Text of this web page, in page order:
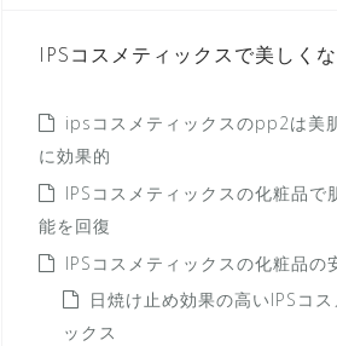
IPSコスメティックスで美しく
ipsコスメティックスのpp2は美
に効果的
IPSコスメティックスの化粧品で
能を回復
IPSコスメティックスの化粧品の
日焼け止め効果の高いIPSコス
ックス